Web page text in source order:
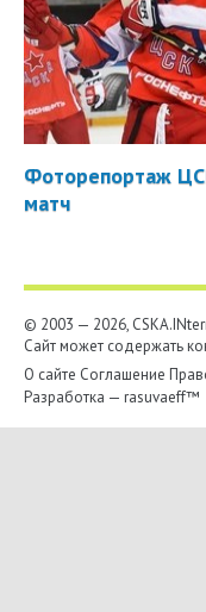
Фоторепортаж
матч
© 2003 — 2026,
Сайт может содержать
О сайте Соглашение
Разработка — rasuvaeff™